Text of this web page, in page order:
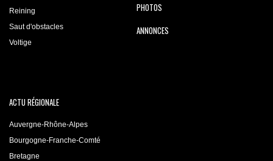
Reining
Saut d'obstacles
Voltige
PHOTOS
ANNONCES
ACTU RÉGIONALE
Auvergne-Rhône-Alpes
Bourgogne-Franche-Comté
Bretagne